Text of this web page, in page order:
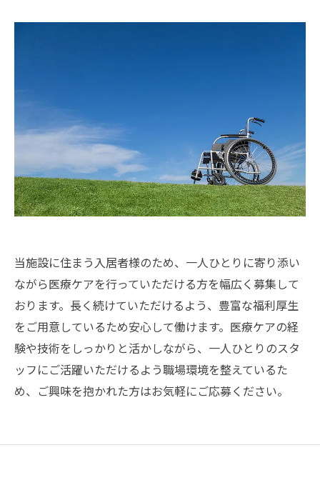
当施設に住まう入居者様のため、一人ひとりに寄り添い
ながら医療ケアを行っていただける方を幅広く募集して
おります。長く続けていただけるよう、豊富な福利厚生
をご用意しているため安心して働けます。医療ケアの経
験や技術をしっかりと活かしながら、一人ひとりのスタ
ッフにご活躍いただけるよう職場環境を整えているた
め、ご興味を抱かれた方はお気軽にご応募ください。